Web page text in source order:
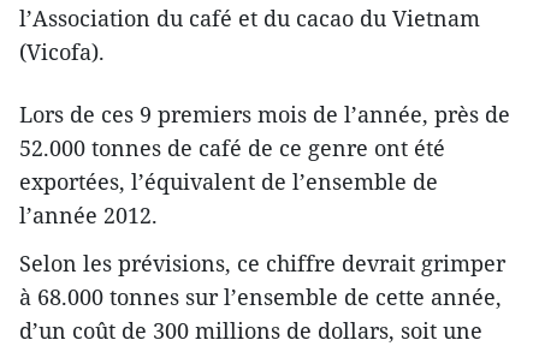
l’Association du café et du cacao du Vietnam
(Vicofa).
Lors de ces 9 premiers mois de l’année, près de
52.000 tonnes de café de ce genre ont été
exportées, l’équivalent de l’ensemble de
l’année 2012.
Selon les prévisions, ce chiffre devrait grimper
à 68.000 tonnes sur l’ensemble de cette année,
d’un coût de 300 millions de dollars, soit une